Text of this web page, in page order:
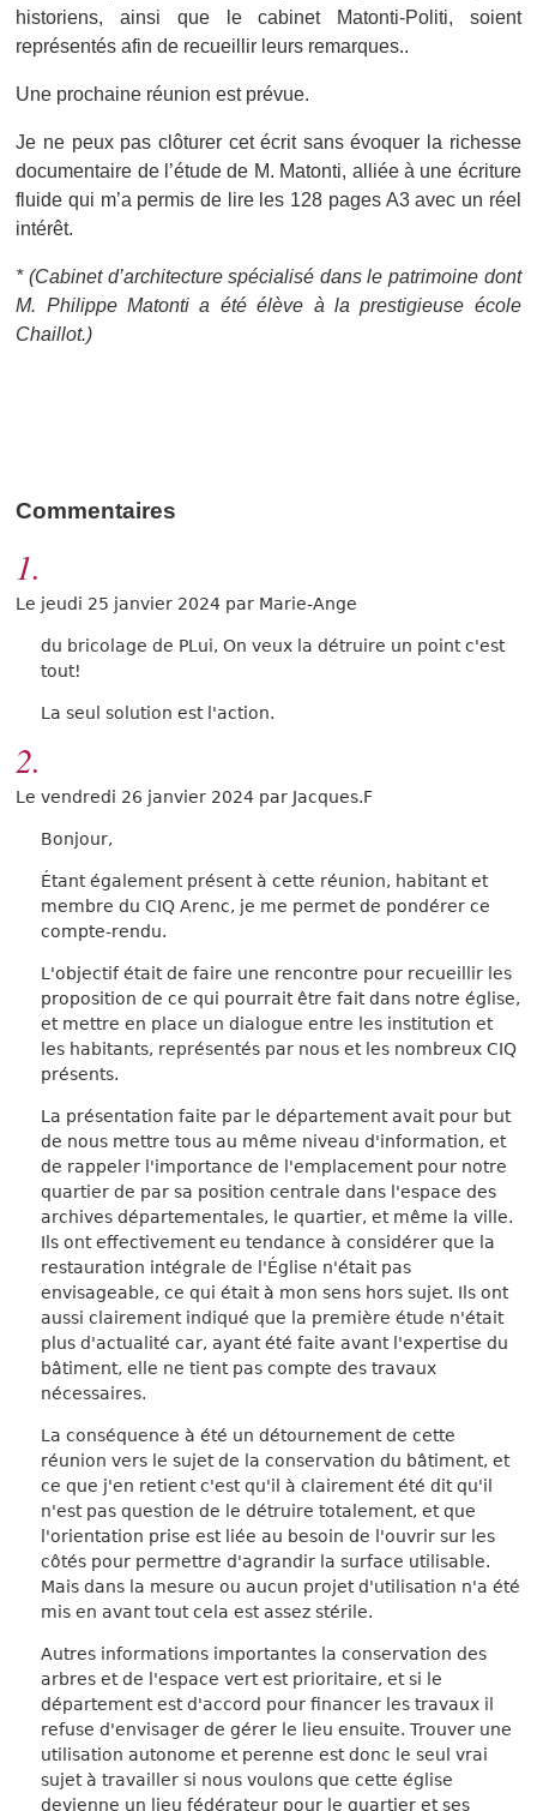
historiens, ainsi que le cabinet Matonti-Politi, soient
représentés afin de recueillir leurs remarques..
Une prochaine réunion est prévue.
Je ne peux pas clôturer cet écrit sans évoquer la richesse
documentaire de l’étude de M. Matonti, alliée à une écriture
fluide qui m’a permis de lire les 128 pages A3 avec un réel
intérêt.
* (Cabinet d’architecture spécialisé dans le patrimoine dont
M. Philippe Matonti a été élève à la prestigieuse école
Chaillot.)
Commentaires
1.
Le jeudi 25 janvier 2024 par Marie-Ange
du bricolage de PLui, On veux la détruire un point c'est
tout!
La seul solution est l'action.
2.
Le vendredi 26 janvier 2024 par Jacques.F
Bonjour,
Étant également présent à cette réunion, habitant et
membre du CIQ Arenc, je me permet de pondérer ce
compte-rendu.
L'objectif était de faire une rencontre pour recueillir les
proposition de ce qui pourrait être fait dans notre église,
et mettre en place un dialogue entre les institution et
les habitants, représentés par nous et les nombreux CIQ
présents.
La présentation faite par le département avait pour but
de nous mettre tous au même niveau d'information, et
de rappeler l'importance de l'emplacement pour notre
quartier de par sa position centrale dans l'espace des
archives départementales, le quartier, et même la ville.
Ils ont effectivement eu tendance à considérer que la
restauration intégrale de l'Église n'était pas
envisageable, ce qui était à mon sens hors sujet. Ils ont
aussi clairement indiqué que la première étude n'était
plus d'actualité car, ayant été faite avant l'expertise du
bâtiment, elle ne tient pas compte des travaux
nécessaires.
La conséquence à été un détournement de cette
réunion vers le sujet de la conservation du bâtiment, et
ce que j'en retient c'est qu'il à clairement été dit qu'il
n'est pas question de le détruire totalement, et que
l'orientation prise est liée au besoin de l'ouvrir sur les
côtés pour permettre d'agrandir la surface utilisable.
Mais dans la mesure ou aucun projet d'utilisation n'a été
mis en avant tout cela est assez stérile.
Autres informations importantes la conservation des
arbres et de l'espace vert est prioritaire, et si le
département est d'accord pour financer les travaux il
refuse d'envisager de gérer le lieu ensuite. Trouver une
utilisation autonome et perenne est donc le seul vrai
sujet à travailler si nous voulons que cette église
devienne un lieu fédérateur pour le quartier et ses